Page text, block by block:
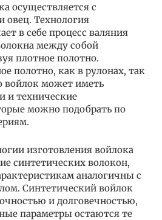
осуществляется с
овец. Технология
в себе процесс валяния
между собой
плотное полотно.
полотно, как в рулонах, так
войлок может иметь
и технические
можно подобрать по
изготовления войлока
синтетических волокон,
аналогичны с
Синтетический войлок
и долговечностью,
параметры остаются те